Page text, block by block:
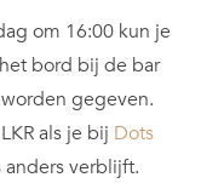
om 16:00 kun je
bord bij de bar
gegeven.
als je bij Dots
anders verblijft.